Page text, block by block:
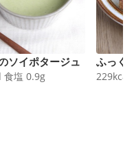
ソイポタージュ
食塩 0.9g
ふっく
229kcal